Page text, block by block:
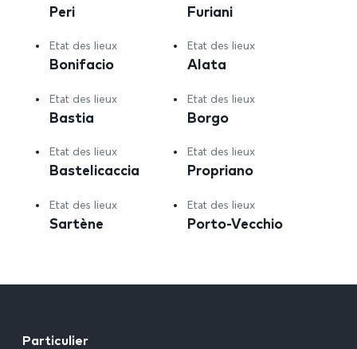
Peri Furiani
Etat des lieux
Bonifacio
Etat des lieux
Alata
Etat des lieux
Bastia
Etat des lieux
Borgo
Etat des lieux
Bastelicaccia
Etat des lieux
Propriano
Etat des lieux
Sartène
Etat des lieux
Porto-Vecchio
Particulier